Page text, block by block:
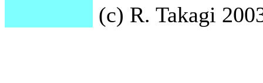
(c) R. Takagi